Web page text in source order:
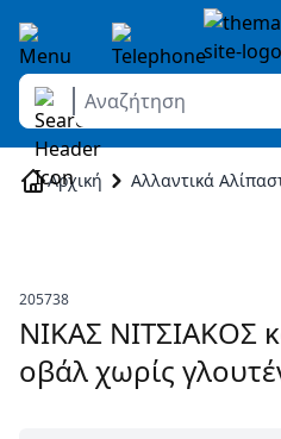
Skip to Content
Αναζήτηση
Αρχική Αλλαντικά
205738
ΝΙΚΑΣ ΝΙΤΣΙΑΚΟΣ
οβάλ χωρίς